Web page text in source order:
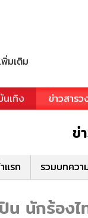
พิ่มเติม
นเทิง ข่าวสารว
ข่
แรก รวมบทควา
นักร้องไ